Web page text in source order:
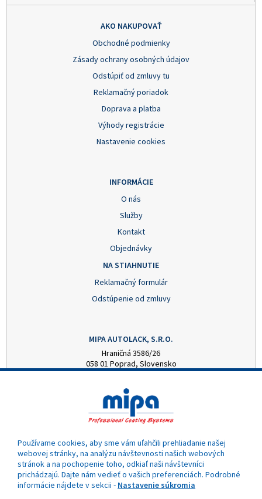
AKO NAKUPOVAŤ
Obchodné podmienky
Zásady ochrany osobných údajov
Odstúpiť od zmluvy tu
Reklamačný poriadok
Doprava a platba
Výhody registrácie
Nastavenie cookies
INFORMÁCIE
O nás
Služby
Kontakt
Objednávky
NA STIAHNUTIE
Reklamačný formulár
Odstúpenie od zmluvy
MIPA AUTOLACK, S.R.O.
Hraničná 3586/26
058 01 Poprad, Slovensko
mipa@autolack.sk
OTVÁRACIE HODINY
Pondelok - Piatok: 8:00 - 16:00 hod.
Používame cookies, aby sme vám uľahčili prehliadanie našej
webovej stránky, na analýzu návštevnosti našich webových
stránok a na pochopenie toho, odkiaľ naši návštevníci
prichádzajú. Dajte nám vedieť o vašich preferenciách. Podrobné
informácie nájdete v sekcii - Nastavenie súkromia